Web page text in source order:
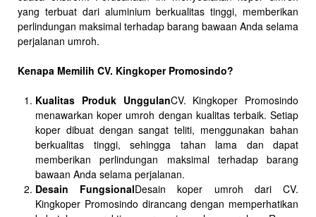
yang terbuat dari aluminium berkualitas tinggi, memberikan
perlindungan maksimal terhadap barang bawaan Anda selama
perjalanan umroh.
Kenapa Memilih CV. Kingkoper Promosindo?
Kualitas Produk UnggulanCV. Kingkoper Promosindo
menawarkan koper umroh dengan kualitas terbaik. Setiap
koper dibuat dengan sangat teliti, menggunakan bahan
berkualitas tinggi, sehingga tahan lama dan dapat
memberikan perlindungan maksimal terhadap barang
bawaan Anda selama perjalanan.
Desain FungsionalDesain koper umroh dari CV.
Kingkoper Promosindo dirancang dengan memperhatikan